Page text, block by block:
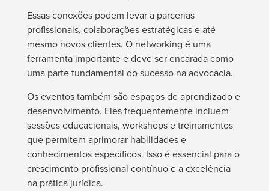
Essas conexões podem levar a parcerias
profissionais, colaborações estratégicas e até
mesmo novos clientes. O networking é uma
ferramenta importante e deve ser encarada como
uma parte fundamental do sucesso na advocacia.
Os eventos também são espaços de aprendizado e
desenvolvimento. Eles frequentemente incluem
sessões educacionais, workshops e treinamentos
que permitem aprimorar habilidades e
conhecimentos específicos. Isso é essencial para o
crescimento profissional contínuo e a excelência
na prática jurídica.